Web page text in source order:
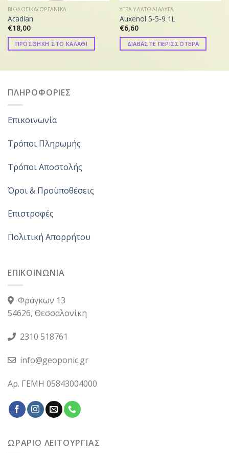
ΒΙΟΛΟΓΙΚΑ/ΟΡΓΑΝΙΚΑ
Acadian
€18,00
ΠΡΟΣΘΗΚΗ ΣΤΟ ΚΑΛΑΘΙ
ΥΓΡΑ ΥΔΑΤΟΔΙΑΛΥΤΑ
Auxenol 5-5-9 1L
€6,60
ΔΙΑΒΑΣΤΕ ΠΕΡΙΣΣΟΤΕΡΑ
ΠΛΗΡΟΦΟΡΙΕΣ
Επικοινωνία
Τρόποι Πληρωμής
Τρόποι Αποστολής
Όροι & Προϋποθέσεις
Επιστροφές
Πολιτική Απορρήτου
ΕΠΙΚΟΙΝΩΝΙΑ
Φράγκων 13
54626, Θεσσαλονίκη
2310 518761
info@geoponic.gr
Αρ. ΓΕΜΗ 05843004000
ΩΡΑΡΙΟ ΛΕΙΤΟΥΡΓΙΑΣ